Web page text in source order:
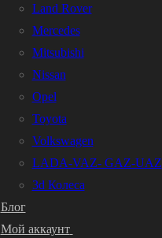
Land Rover
Mercedes
Mitsubishi
Nissan
Opel
Toyota
Volkswagen
LADA-VAZ- GAZ-UAZ
3d Колеса
Блог
Мой аккаунт